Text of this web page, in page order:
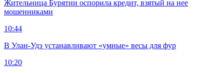
Жительница Бурятии оспорила кредит, взятый на нее
мошенниками
10:44
В Улан-Удэ устанавливают «умные» весы для фур
10:20